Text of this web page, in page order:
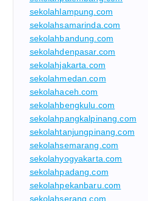
sekolahlampung.com
sekolahsamarinda.com
sekolahbandung.com
sekolahdenpasar.com
sekolahjakarta.com
sekolahmedan.com
sekolahaceh.com
sekolahbengkulu.com
sekolahpangkalpinang.com
sekolahtanjungpinang.com
sekolahsemarang.com
sekolahyogyakarta.com
sekolahpadang.com
sekolahpekanbaru.com
sekolahserang.com